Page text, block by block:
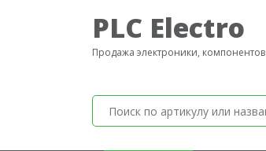
PLC Electro
Продажа электроники,